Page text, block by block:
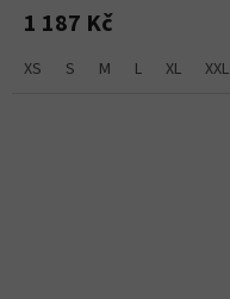
1 187 Kč
XS S M L XL XXL